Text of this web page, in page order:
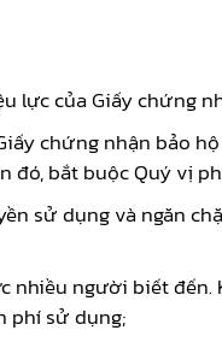
của Giấy chứng
chứng nhận bảo
bắt buộc Quý vị
sử dụng và ngăn
người biết đến.
phí sử dụng;